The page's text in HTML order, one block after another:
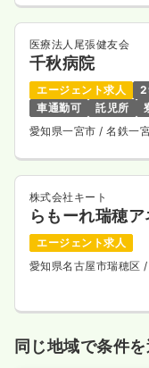
医療法人尾張健友会
千秋病院
エージェント求人
車通勤可
託児所
愛知県一宮市/ 名鉄一
株式会社キート
らもーれ瑞穂
エージェント求人
愛知県名古屋市瑞穂区/
同じ地域で条件